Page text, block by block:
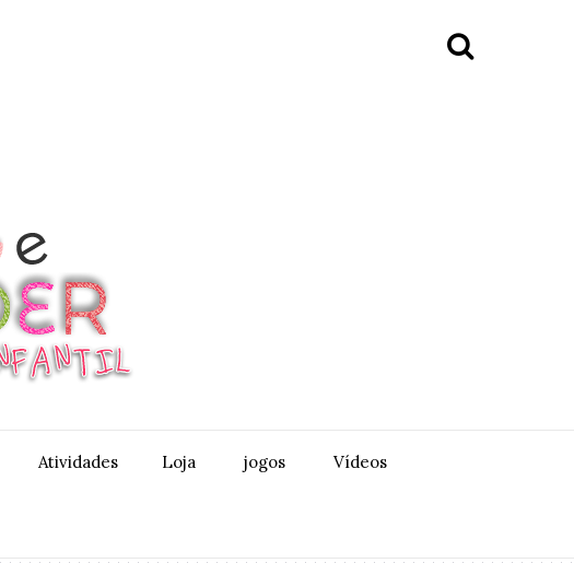
Atividades Loja jogos Vídeos